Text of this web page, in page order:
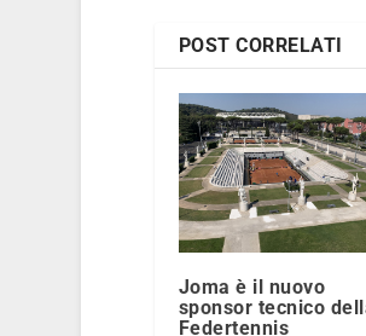
POST CORRELATI
Joma è il nuovo
sponsor tecnico
Federtennis